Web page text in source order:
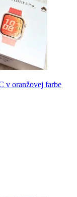
v oranžovej farbe